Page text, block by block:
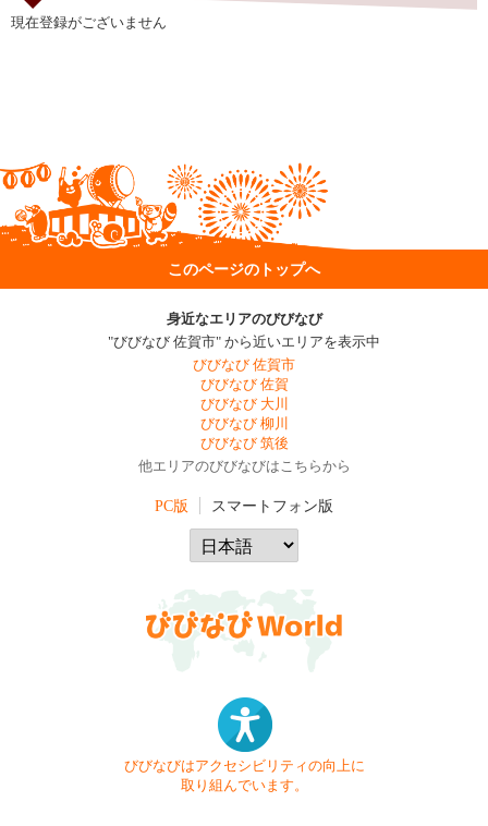
現在登録がございません
このページのトップへ
身近なエリアのびびなび
"びびなび 佐賀市" から近いエリアを表示中
びびなび 佐賀市
びびなび 佐賀
びびなび 大川
びびなび 柳川
びびなび 筑後
他エリアのびびなびはこちらから
PC版 スマートフォン版
びびなびはアクセシビリティの向上に
取り組んでいます。